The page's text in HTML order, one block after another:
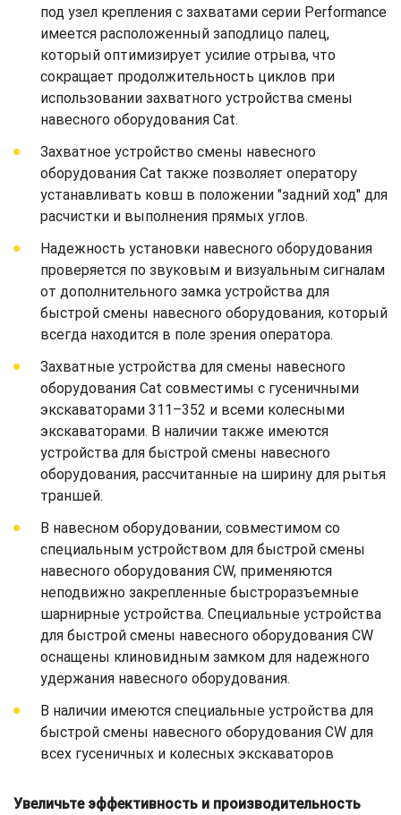
под узел крепления с захватами серии Performance
имеется расположенный заподлицо палец,
который оптимизирует усилие отрыва, что
сокращает продолжительность циклов при
использовании захватного устройства смены
навесного оборудования Cat.
Захватное устройство смены навесного
оборудования Cat также позволяет оператору
устанавливать ковш в положении "задний ход" для
расчистки и выполнения прямых углов.
Надежность установки навесного оборудования
проверяется по звуковым и визуальным сигналам
от дополнительного замка устройства для
быстрой смены навесного оборудования, который
всегда находится в поле зрения оператора.
Захватные устройства для смены навесного
оборудования Cat совместимы с гусеничными
экскаваторами 311–352 и всеми колесными
экскаваторами. В наличии также имеются
устройства для быстрой смены навесного
оборудования, рассчитанные на ширину для рытья
траншей.
В навесном оборудовании, совместимом со
специальным устройством для быстрой смены
навесного оборудования CW, применяются
неподвижно закрепленные быстроразъемные
шарнирные устройства. Специальные устройства
для быстрой смены навесного оборудования CW
оснащены клиновидным замком для надежного
удержания навесного оборудования.
В наличии имеются специальные устройства для
быстрой смены навесного оборудования CW для
всех гусеничных и колесных экскаваторов
Увеличьте эффективность и производительность